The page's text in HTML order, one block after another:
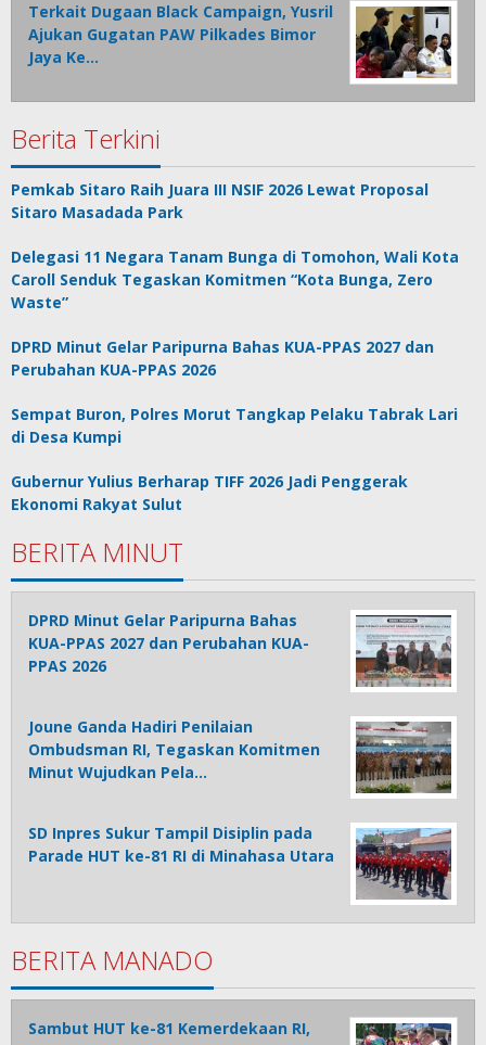
Terkait Dugaan Black Campaign, Yusril
Ajukan Gugatan PAW Pilkades Bimor
Jaya Ke…
Berita Terkini
Pemkab Sitaro Raih Juara III NSIF 2026 Lewat Proposal
Sitaro Masadada Park
Delegasi 11 Negara Tanam Bunga di Tomohon, Wali Kota
Caroll Senduk Tegaskan Komitmen “Kota Bunga, Zero
Waste”
DPRD Minut Gelar Paripurna Bahas KUA-PPAS 2027 dan
Perubahan KUA-PPAS 2026
Sempat Buron, Polres Morut Tangkap Pelaku Tabrak Lari
di Desa Kumpi
Gubernur Yulius Berharap TIFF 2026 Jadi Penggerak
Ekonomi Rakyat Sulut
BERITA MINUT
DPRD Minut Gelar Paripurna Bahas
KUA-PPAS 2027 dan Perubahan KUA-
PPAS 2026
Joune Ganda Hadiri Penilaian
Ombudsman RI, Tegaskan Komitmen
Minut Wujudkan Pela…
SD Inpres Sukur Tampil Disiplin pada
Parade HUT ke-81 RI di Minahasa Utara
BERITA MANADO
Sambut HUT ke-81 Kemerdekaan RI,